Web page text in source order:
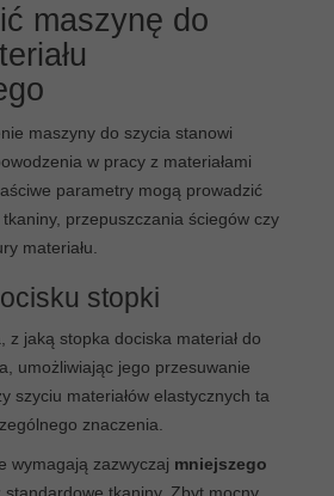
maszynę do
maszyny do szycia stanowi
w pracy z materiałami
parametry mogą prowadzić
przepuszczania ściegów czy
materiału.
stopki
z jaką stopka dociska materiał do
umożliwiając jego przesuwanie
szyciu materiałów elastycznych ta
znaczenia.
wymagają zazwyczaj mniejszego
standardowe tkaniny. Zbyt mocny